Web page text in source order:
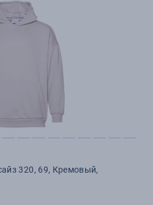
320, 69, Кремовый,